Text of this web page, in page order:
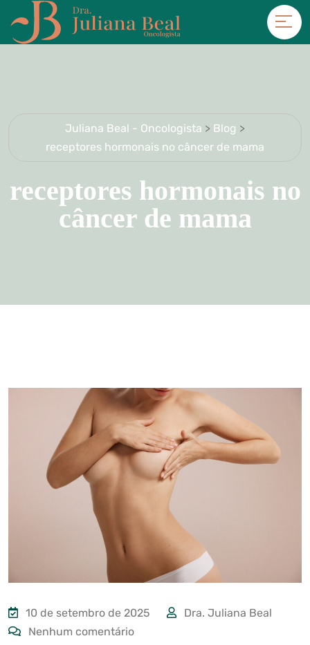
Juliana Beal - Oncologista > Blog >
receptores hormonais no câncer de mama
receptores hormonais no
câncer de mama
10 de setembro de 2025
Dra. Juliana Beal
Nenhum comentário